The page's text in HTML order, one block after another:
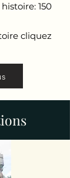
150
cliquez